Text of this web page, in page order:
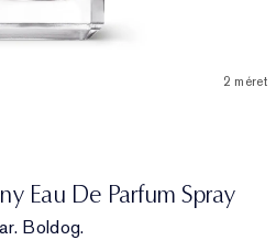
2 méret
Eau De Parfum Spray
Boldog.